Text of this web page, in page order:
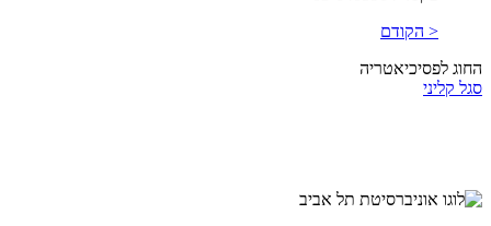
< הקודם
החוג לפסיכיאטריה
סגל קליני